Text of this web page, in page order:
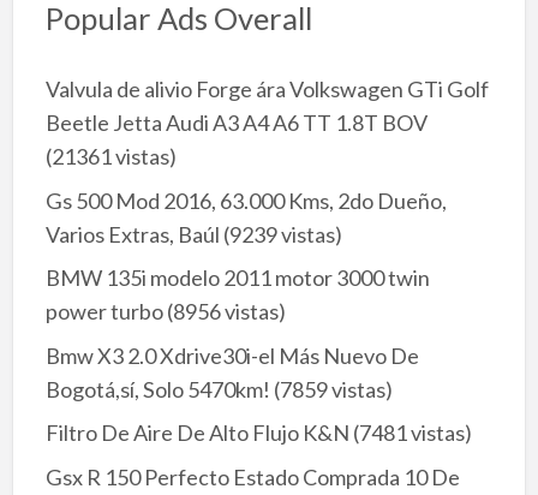
Popular Ads Overall
Valvula de alivio Forge ára Volkswagen GTi Golf
Beetle Jetta Audi A3 A4 A6 TT 1.8T BOV
(21361 vistas)
Gs 500 Mod 2016, 63.000 Kms, 2do Dueño,
Varios Extras, Baúl (9239 vistas)
BMW 135i modelo 2011 motor 3000 twin
power turbo(8956 vistas)
Bmw X3 2.0 Xdrive30i-el Más Nuevo De
Bogotá,sí, Solo 5470km! (7859 vistas)
Filtro De Aire De Alto Flujo K&N (7481 vistas)
Gsx R 150 Perfecto Estado Comprada 10 De